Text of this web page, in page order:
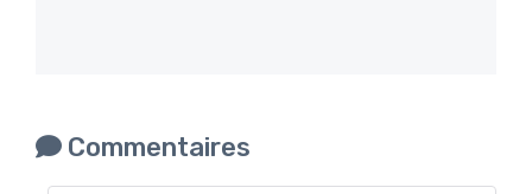
Commentaires